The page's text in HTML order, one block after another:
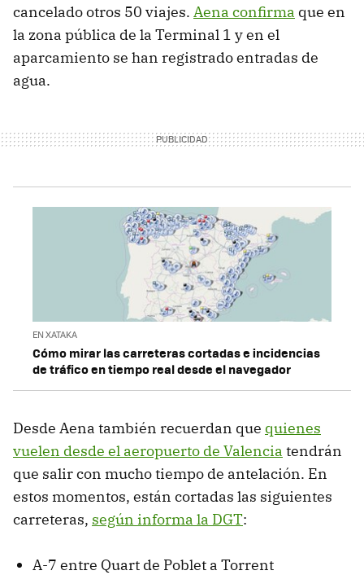
cancelado otros 50 viajes. Aena confirma que en
la zona pública de la Terminal 1 y en el
aparcamiento se han registrado entradas de
agua.
EN XATAKA
Cómo mirar las carreteras cortadas e incidencias
de tráfico en tiempo real desde el navegador
Desde Aena también recuerdan que quienes
vuelen desde el aeropuerto de Valencia tendrán
que salir con mucho tiempo de antelación. En
estos momentos, están cortadas las siguientes
carreteras, según informa la DGT:
A-7 entre Quart de Poblet a Torrent